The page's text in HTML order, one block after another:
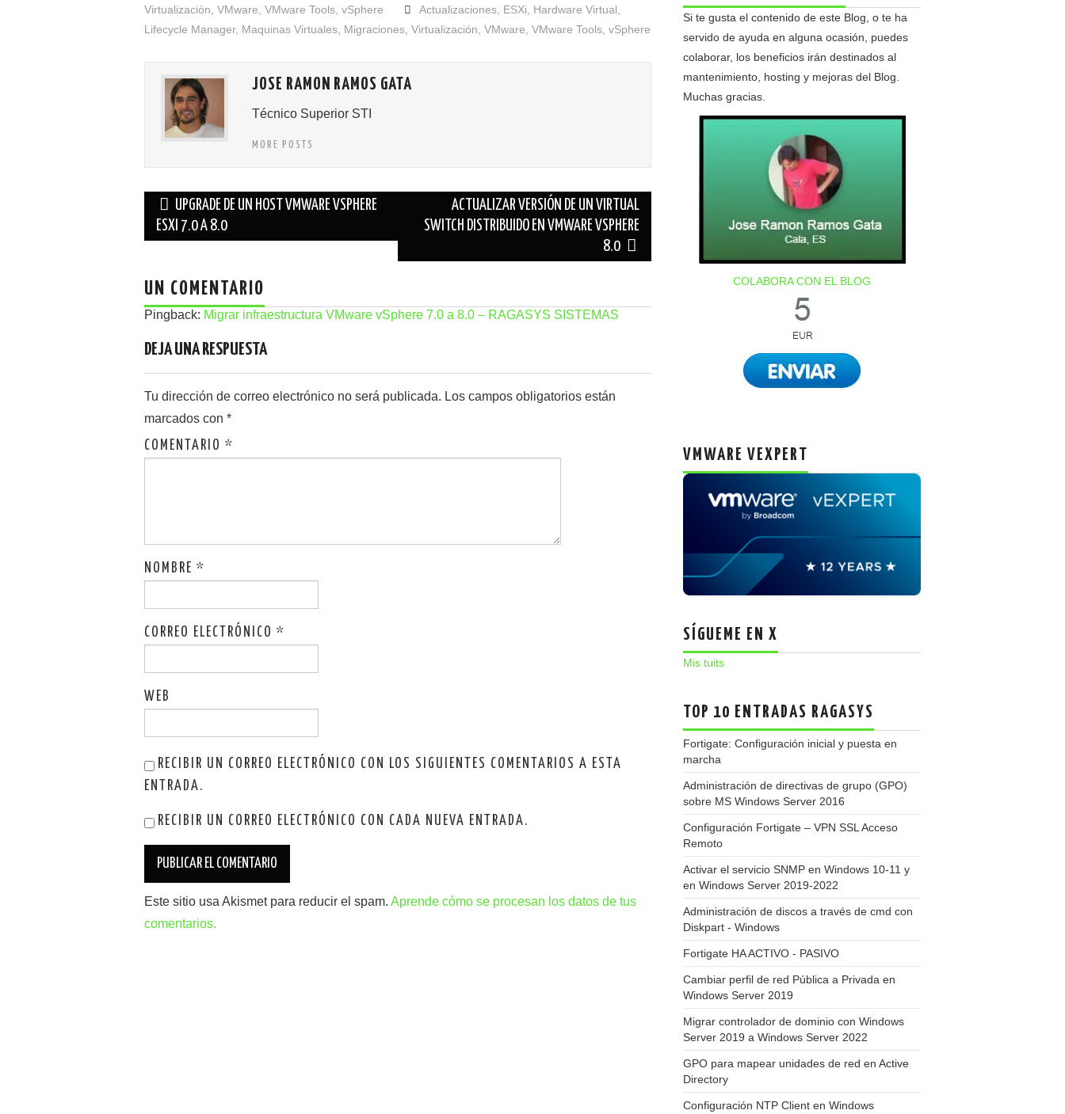
Virtualización VMware VMware Tools vSphere Actualizaciones ESXi Hardware Virtual
Lifecycle Manager, Maquinas Virtuales Migraciones Virtualización VMware VMware Tools vSphere
JOSE RAMON RAMOS GATA
Técnico Superior STI
MORE POSTS
Navegación
de
UPGRADE DE UN HOST VMWARE VSPHERE
ESXI 7.0 A 8.0
ACTUALIZAR VERSIÓN DE UN VIRTUAL
SWITCH DISTRIBUIDO EN VMWARE VSPHERE
8.0
UN COMENTARIO
Pingback: Migrar infraestructura VMware vSphere 7.0 a 8.0 – RAGASYS SISTEMAS
DEJA UNA RESPUESTA
Tu dirección de correo electrónico no será publicada. Los campos obligatorios están
marcados con *
COMENTARIO *
NOMBRE *
CORREO ELECTRÓNICO *
WEB
RECIBIR UN CORREO ELECTRÓNICO CON LOS SIGUIENTES COMENTARIOS A ESTA
ENTRADA.
RECIBIR UN CORREO ELECTRÓNICO CON CADA NUEVA ENTRADA.
Este sitio usa Akismet para reducir el spam. Aprende cómo se procesan los datos de tus
comentarios.
Si te gusta el contenido de este Blog, o te ha
servido de ayuda en alguna ocasión, puedes
colaborar, los beneficios irán destinados al
mantenimiento, hosting y mejoras del Blog.
Muchas gracias.
COLABORA CON EL BLOG
VMWARE VEXPERT
SÍGUEME EN X
Mis tuits
TOP 10 ENTRADAS RAGASYS
Fortigate: Configuración inicial y puesta en
marcha
Administración de directivas de grupo (GPO)
sobre MS Windows Server 2016
Configuración Fortigate – VPN SSL Acceso
Remoto
Activar el servicio SNMP en Windows 10-11 y
en Windows Server 2019-2022
Administración de discos a través de cmd con
Diskpart - Windows
Fortigate HA ACTIVO - PASIVO
Cambiar perfil de red Pública a Privada en
Windows Server 2019
Migrar controlador de dominio con Windows
Server 2019 a Windows Server 2022
GPO para mapear unidades de red en Active
Directory
Configuración NTP Client en Windows